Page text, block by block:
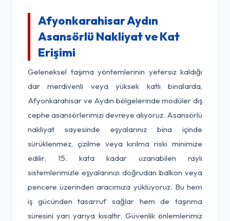
Afyonkarahisar Aydın
Asansörlü Nakliyat ve Kat
Erişimi
Geleneksel taşıma yöntemlerinin yetersiz kaldığı
dar merdivenli veya yüksek katlı binalarda,
Afyonkarahisar ve Aydın bölgelerinde modüler dış
cephe asansörlerimizi devreye alıyoruz. Asansörlü
nakliyat sayesinde eşyalarınız bina içinde
sürüklenmez, çizilme veya kırılma riski minimize
edilir. 15. kata kadar uzanabilen raylı
sistemlerimizle eşyalarınızı doğrudan balkon veya
pencere üzerinden aracımıza yüklüyoruz. Bu hem
iş gücünden tasarruf sağlar hem de taşınma
süresini yarı yarıya kısaltır. Güvenlik önlemlerimiz